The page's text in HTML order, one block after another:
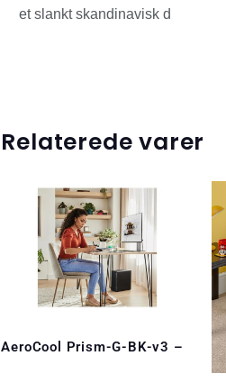
et slankt skandinavisk d
Relaterede varer
AeroCool Prism-G-BK-v3 –